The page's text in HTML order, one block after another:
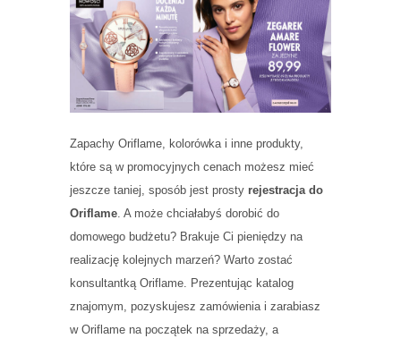
Zapachy Oriflame, kolorówka i inne produkty,
które są w promocyjnych cenach możesz mieć
jeszcze taniej, sposób jest prosty rejestracja do
Oriflame. A może chciałabyś dorobić do
domowego budżetu? Brakuje Ci pieniędzy na
realizację kolejnych marzeń? Warto zostać
konsultantką Oriflame. Prezentując katalog
znajomym, pozyskujesz zamówienia i zarabiasz
w Oriflame na początek na sprzedaży, a